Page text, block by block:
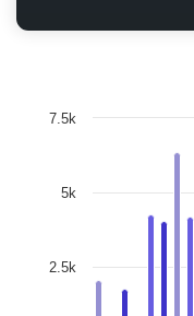
2.5k
5k
7.5k